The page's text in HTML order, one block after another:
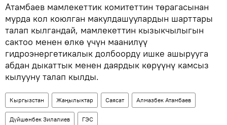
Атамбаев мамлекеттик комитеттин төрагасынан
мурда кол коюлган макулдашуулардын шарттары
талап кылгандай, мамлекеттин кызыкчылыгын
сактоо менен өлкө үчүн маанилүү
гидроэнергетикалык долбоорду ишке ашырууга
абдан дыкаттык менен даярдык көрүүнү камсыз
кылууну талап кылды.
Кыргызстан Жаңылыктар Саясат Алмазбек Атамбаев
Дүйшөнбек Зилалиев ГЭС